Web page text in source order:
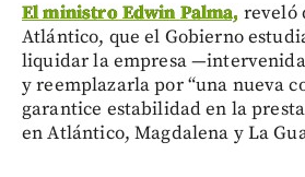
El ministro Edwin Palma, reveló
Atlántico, que el Gobierno
liquidar la empresa
y reemplazarla por “una nueva
garantice estabilidad en la
en Atlántico, Magdalena y La